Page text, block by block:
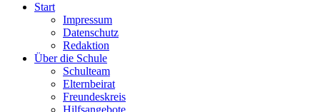
Start
Impressum
Datenschutz
Redaktion
Über die Schule
Schulteam
Elternbeirat
Freundeskreis
Hilfsangebote